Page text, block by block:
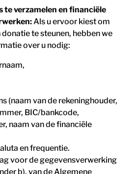
te verzamelen en financiële
Als u ervoor kiest om
te steunen, hebben we
over u nodig:
(naam van de rekeninghouder,
BIC/bankcode,
naam van de financiële
en frequentie.
voor de gegevensverwerking
b), van de Algemene